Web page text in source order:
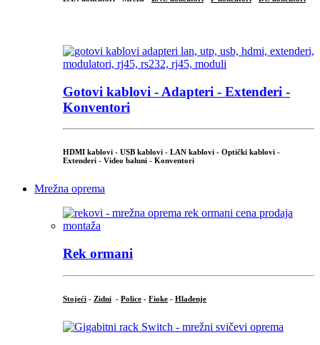
Gotovi kablovi - Adapteri - Extenderi -
Konventori
HDMI kablovi - USB kablovi - LAN kablovi - Optički kablovi -
Extenderi - Video baluni - Konventori
Mrežna oprema
Rek ormani
Stojeći - Zidni - Police - Fioke - Hlađenje